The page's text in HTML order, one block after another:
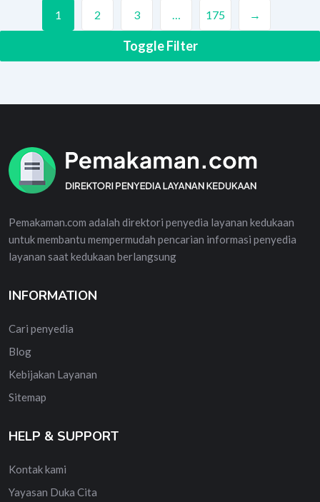
1 2 3 175 →
Toggle Filter
Pemakaman.com adalah direktori penyedia layanan kedukaan
untuk membantu mempermudah pencarian informasi penyedia
layanan saat kedukaan berlangsung
INFORMATION
Cari penyedia
Blog
Kebijakan Layanan
Sitemap
HELP & SUPPORT
Kontak kami
Yayasan Duka Cita